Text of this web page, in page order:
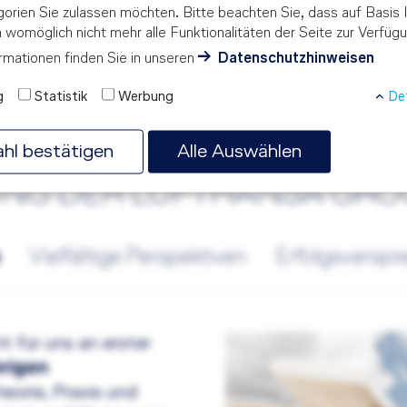
Sie zulassen möchten. Bitte beachten Sie, dass auf Basis
womöglich nicht mehr alle Funktionalitäten der Seite zur
finden Sie in unseren
Datenschutzhinweisen
Statistik Werbung
bestätigen Alle Auswählen
der Schweiz
Academy
DER LUFTHANSA
Vielfältige Perspektiven
für uns an erster
Praxis und